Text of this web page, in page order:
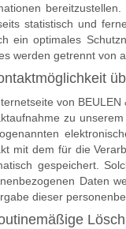
statistisch und
ein optimales
werden getrennt von
von
zu
mit dem für die
gespeichert.
Daten
dieser